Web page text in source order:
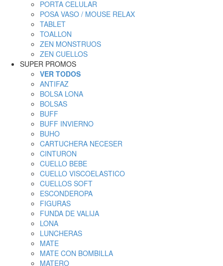
PORTA CELULAR
POSA VASO / MOUSE RELAX
TABLET
TOALLON
ZEN MONSTRUOS
ZEN CUELLOS
SUPER PROMOS
VER TODOS
ANTIFAZ
BOLSA LONA
BOLSAS
BUFF
BUFF INVIERNO
BUHO
CARTUCHERA NECESER
CINTURON
CUELLO BEBE
CUELLO VISCOELASTICO
CUELLOS SOFT
ESCONDEROPA
FIGURAS
FUNDA DE VALIJA
LONA
LUNCHERAS
MATE
MATE CON BOMBILLA
MATERO